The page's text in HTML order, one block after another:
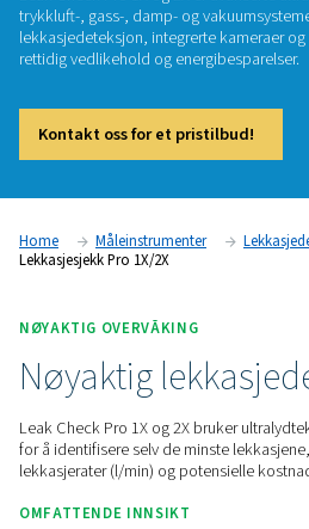
1X/2X
Leak Check Pro 1X og 2X er
trykkluft-, gass-, damp- og
lekkasjedeteksjon, integrerte
Kontakt oss for et
Home Måleinstrumenter